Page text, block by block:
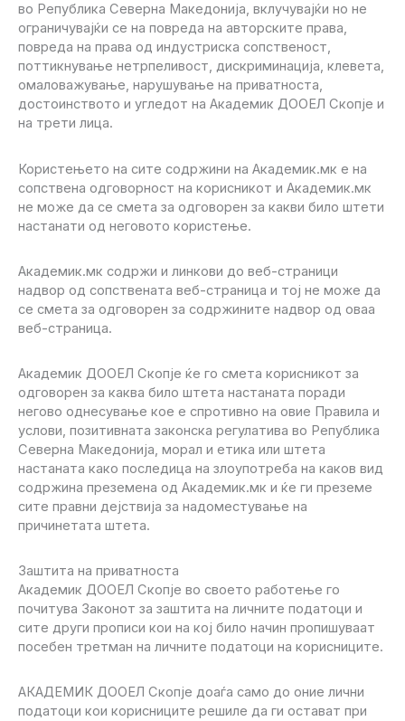
во Република Северна Македонија, вклучувајќи но не
ограничувајќи се на повреда на авторските права,
повреда на права од индустриска сопственост,
поттикнување нетрпеливост, дискриминација, клевета,
омаловажување, нарушување на приватноста,
достоинството и угледот на Академик ДООЕЛ Скопје и
на трети лица.
Користењето на сите содржини на Академик.мк е на
сопствена одговорност на корисникот и Академик.мк
не може да се смета за одговорен за какви било штети
настанати од неговото користење.
Академик.мк содржи и линкови до веб-страници
надвор од сопствената веб-страница и тој не може да
се смета за одговорен за содржините надвор од оваа
веб-страница.
Академик ДООЕЛ Скопје ќе го смета корисникот за
одговорен за каква било штета настаната поради
негово однесување кое е спротивно на овие Правила и
услови, позитивната законска регулатива во Република
Северна Македонија, морал и етика или штета
настаната како последица на злоупотреба на каков вид
содржина преземена од Академик.мк и ќе ги преземе
сите правни дејствија за надоместување на
причинетата штета.
Заштита на приватноста
Академик ДООЕЛ Скопје во своето работење го
почитува Законот за заштита на личните податоци и
сите други прописи кои на кој било начин пропишуваат
посебен третман на личните податоци на корисниците.
АКАДЕМИК ДООЕЛ Скопје доаѓа само до оние лични
податоци кои корисниците решиле да ги остават при